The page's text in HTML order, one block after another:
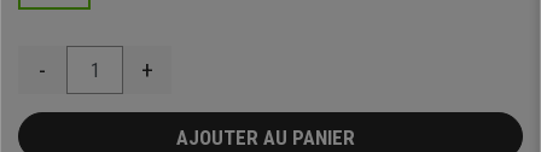
- +
AJOUTER AU PANIER